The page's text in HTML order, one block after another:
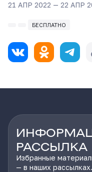
21 АПР 2022 — 22 АПР
БЕСПЛАТНО
РАССЫЛКА
Избранные
— в наших